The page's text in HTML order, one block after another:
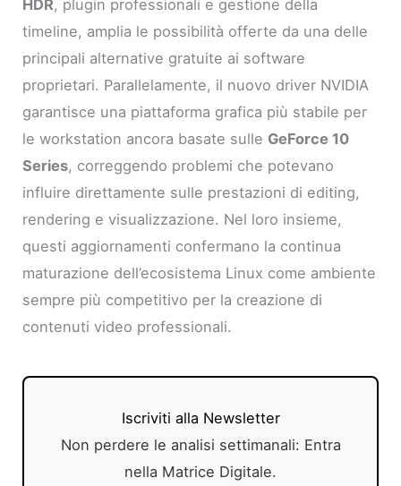
HDR, plugin professionali e gestione della
timeline, amplia le possibilità offerte da una delle
principali alternative gratuite ai software
proprietari. Parallelamente, il nuovo driver NVIDIA
garantisce una piattaforma grafica più stabile per
le workstation ancora basate sulle GeForce 10
Series, correggendo problemi che potevano
influire direttamente sulle prestazioni di editing,
rendering e visualizzazione. Nel loro insieme,
questi aggiornamenti confermano la continua
maturazione dell’ecosistema Linux come ambiente
sempre più competitivo per la creazione di
contenuti video professionali.
Iscriviti alla Newsletter
Non perdere le analisi settimanali: Entra
nella Matrice Digitale.